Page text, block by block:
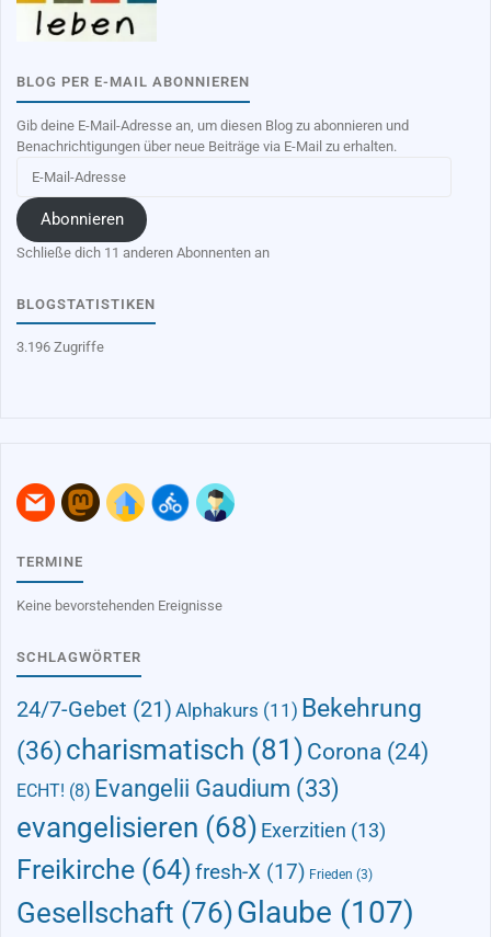
BLOG PER E-MAIL ABONNIEREN
Gib deine E-Mail-Adresse an, um diesen Blog zu abonnieren und
Benachrichtigungen über neue Beiträge via E-Mail zu erhalten.
Mail-
Adresse
Abonnieren
Schließe dich 11 anderen Abonnenten an
BLOGSTATISTIKEN
3.196 Zugriffe
TERMINE
Keine bevorstehenden Ereignisse
SCHLAGWÖRTER
24/7-Gebet (21) Alphakurs (11) Bekehrung
(36)charismatisch (81) Corona (24)
ECHT! (8) Evangelii Gaudium (33)
evangelisieren (68) Exerzitien (13)
Freikirche (64) fresh-X (17) Frieden (3)
Gesellschaft (76)Glaube (107)